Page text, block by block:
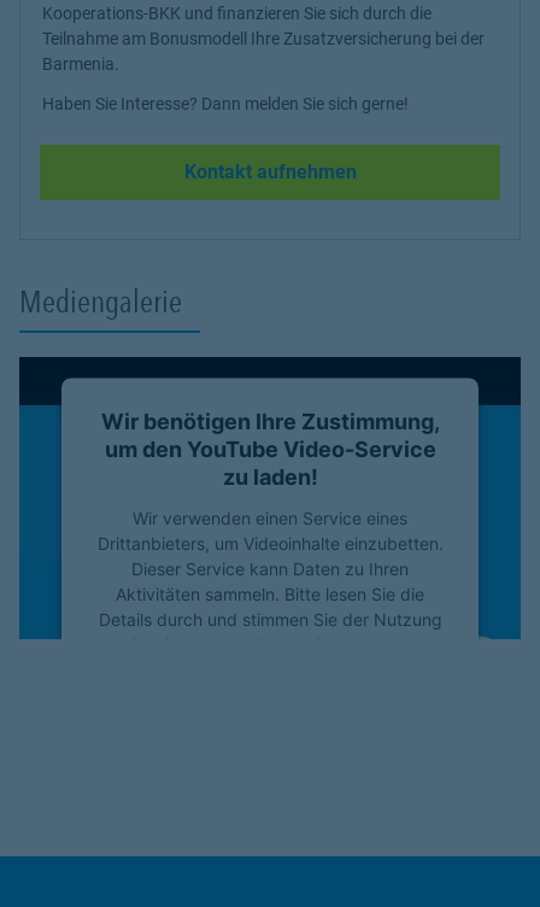
Kooperations-BKK und finanzieren Sie sich durch die
Teilnahme am Bonusmodell Ihre Zusatzversicherung bei der
Barmenia.
Haben Sie Interesse? Dann melden Sie sich gerne!
Kontakt aufnehmen
Mediengalerie
Wir benötigen Ihre Zustimmung,
um den YouTube Video-Service
zu laden!
Wir verwenden einen Service eines
Drittanbieters, um Videoinhalte einzubetten.
Dieser Service kann Daten zu Ihren
Aktivitäten sammeln. Bitte lesen Sie die
Details durch und stimmen Sie der Nutzung